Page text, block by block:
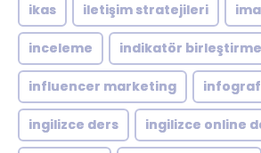
ikas iletişim stratejileri
inceleme indikatör birleştirme
influencer marketing
ingilizce ders ingilizce online